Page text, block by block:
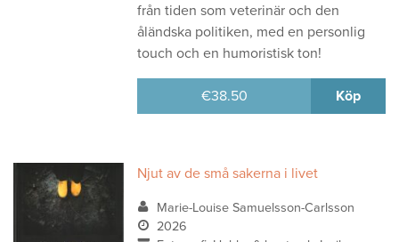
från tiden som veterinär och den
åländska politiken, med en personlig
touch och en humoristisk ton!
€38.50 Köp
Njut av de små sakerna i livet
Marie-Louise Samuelsson-Carlsson
2026